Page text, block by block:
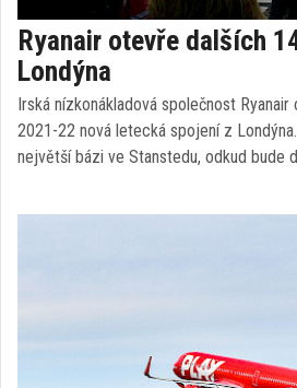
Ryanair otevře dalších
Londýna
Irská nízkonákladová společnost
2021-22 nová letecká spojení z
největší bázi ve Stanstedu, odkud bude